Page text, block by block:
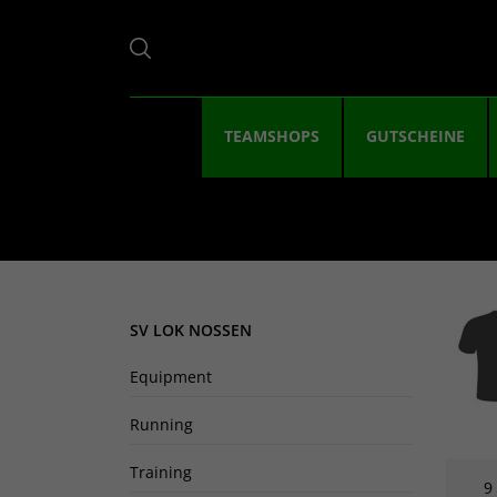
TEAMSHOPS GUTSCHEINE
SV LOK NOSSEN
Equipment
Running
Training
9